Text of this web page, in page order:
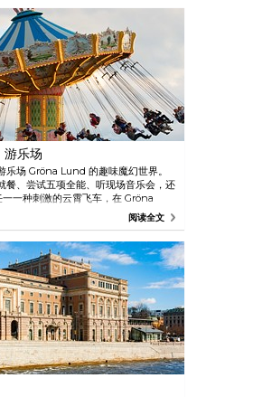
乐场
乐场 Gröna Lund 的趣味魔幻世界。
餐、尝试五项全能、听现场音乐会，还
一种刺激的云霄飞车，在 Gröna
阅读全文